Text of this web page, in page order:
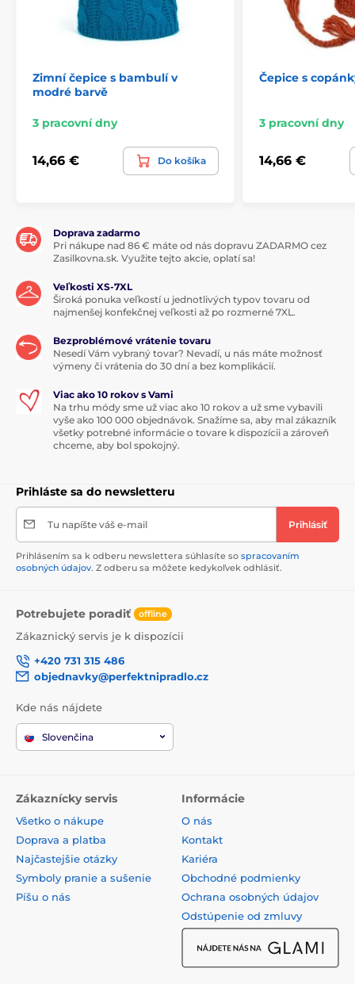
Zimní čepice s bambulí v
modré barvě
3 pracovní dny
14,66 € Do košíka
Čepice s
3 pracovní dny
14,66 €
Doprava zadarmo
Pri nákupe nad 86 € máte od nás dopravu ZADARMO cez
Zasilkovna.sk. Využite tejto akcie, oplatí sa!
Veľkosti XS-7XL
Široká ponuka veľkostí u jednotlivých typov tovaru od
najmenšej konfekčnej veľkosti až po rozmerné 7XL.
Bezproblémové vrátenie tovaru
Nesedí Vám vybraný tovar? Nevadí, u nás máte možnosť
výmeny či vrátenia do 30 dní a bez komplikácií.
Viac ako 10 rokov s Vami
Na trhu módy sme už viac ako 10 rokov a už sme vybavili
vyše ako 100 000 objednávok. Snažíme sa, aby mal zákazník
všetky potrebné informácie o tovare k dispozícii a zároveň
chceme, aby bol spokojný.
Prihláste sa do newsletteru
Tu napíšte váš e-mail Prihlásiť
Prihlásením sa k odberu newslettera súhlasíte so spracovaním
osobných údajov. Z odberu sa môžete kedykoľvek odhlásiť.
Potrebujete poradiť offline
Zákaznický servis je k dispozícii
+420 731 315 486
objednavky@perfektnipradlo.cz
Kde nás nájdete
Slovenčina
Zákaznícky servis
Všetko o nákupe
Doprava a platba
Najčastejšie otázky
Symboly pranie a sušenie
Píšu o nás
Informácie
O nás
Kontakt
Kariéra
Obchodné podmienky
Ochrana osobných údajov
Odstúpenie od zmluvy